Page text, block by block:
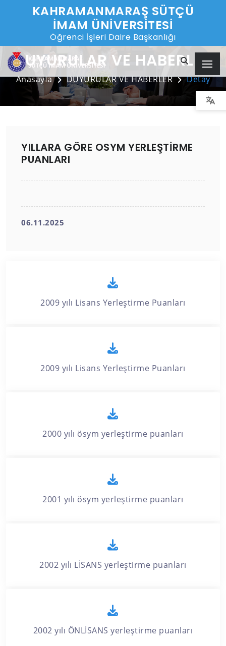
KAHRAMANMARAŞ SÜTÇÜ
İMAM ÜNİVERSİTESİ
Öğrenci İşleri Daire Başkanlığı
DUYURULAR VE HABERLER
Anasayfa DUYURULAR VE HABERLER Detay
YILLARA GÖRE OSYM YERLEŞTİRME
PUANLARI
06.11.2025
2009 yılı Lisans Yerleştirme Puanları
2009 yılı Lisans Yerleştirme Puanları
2000 yılı ösym yerleştirme puanları
2001 yılı ösym yerleştirme puanları
2002 yılı LİSANS yerleştirme puanları
2002 yılı ÖNLİSANS yerleştirme puanları